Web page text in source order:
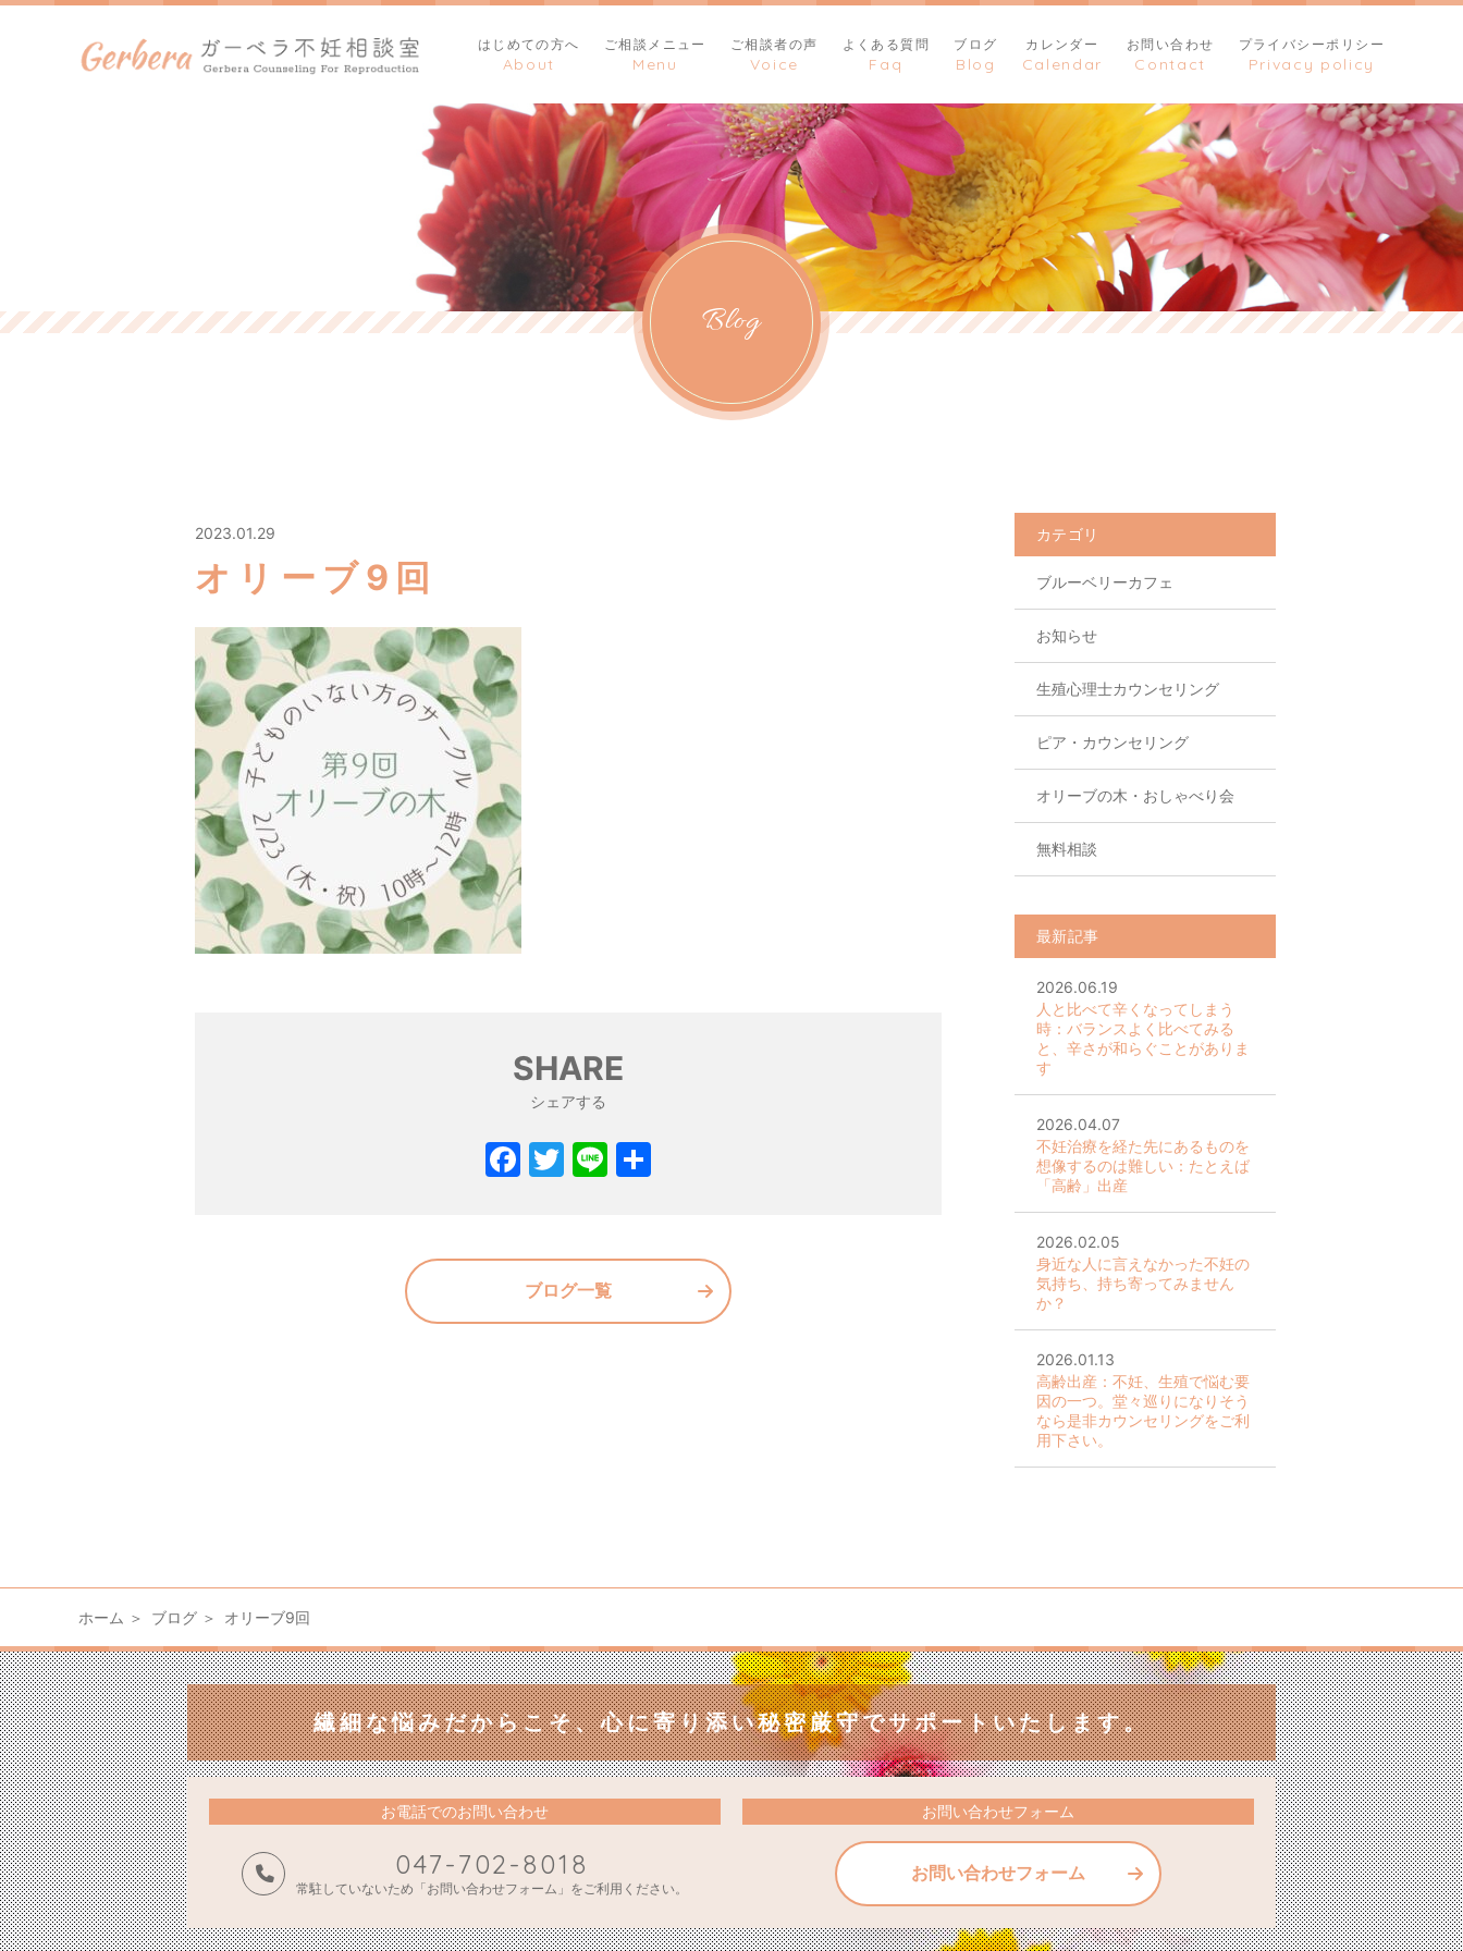
はじめての方へ ご相談メニュー ご相談者の声 よくある質問 ブログ カレンダー お問い合わせ プライバシーポリシー
Blog
2023.01.29
オリーブ9回
SHARE
シェアする
F
e
b
o
T
er
Li
ブログ一覧
カテゴリ
ブルーベリーカフェ
お知らせ
生殖心理士カウンセリング
ピア・カウンセリング
オリーブの木・おしゃべり会
無料相談
最新記事
2026.06.19
人と比べて辛くなってしまう
時：バランスよく比べてみる
と、辛さが和らぐことがありま
す
2026.04.07
不妊治療を経た先にあるものを
想像するのは難しい：たとえば
「高齢」出産
2026.02.05
身近な人に言えなかった不妊の
気持ち、持ち寄ってみません
か？
2026.01.13
高齢出産：不妊、生殖で悩む要
因の一つ。堂々巡りになりそう
なら是非カウンセリングをご利
用下さい。
ホーム ブログ オリーブ9回
繊細な悩みだからこそ、心に寄り添い秘密厳守でサポートいたします。
お電話でのお問い合わせ
047-702-8018
常駐していないため「お問い合わせフォーム」をご利用ください。
お問い合わせフォーム
お問い合わせフォーム